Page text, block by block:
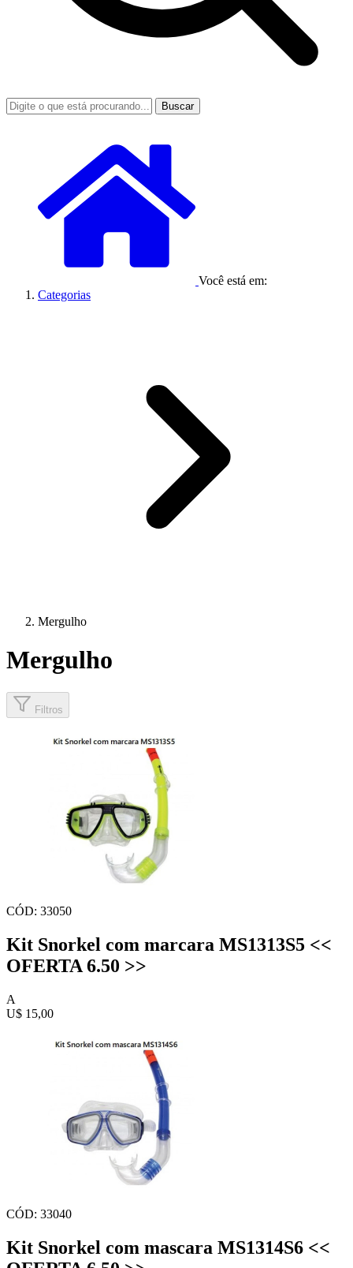
Buscar
Você está em:
Categorias
Mergulho
Mergulho
Filtros
CÓD: 33050
Kit Snorkel com marcara MS1313S5 <<
OFERTA 6.50 >>
A
U$ 15,00
CÓD: 33040
Kit Snorkel com mascara MS1314S6 <<